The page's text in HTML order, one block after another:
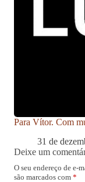
Para Vítor. Com
31 de
Deixe um
O seu endereço de e-
são marcados com *